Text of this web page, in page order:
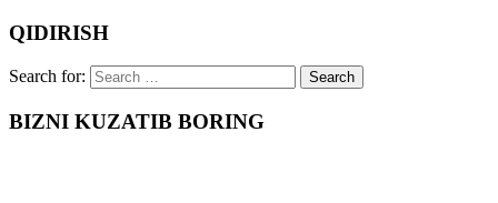
QIDIRISH
Search for:
BIZNI KUZATIB BORING